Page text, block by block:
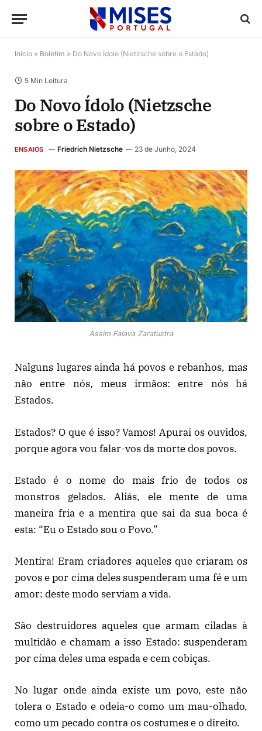
Início » Boletim » Do Novo Ídolo (Nietzsche sobre o Estado)
5 Min Leitura
Do Novo Ídolo (Nietzsche
sobre o Estado)
ENSAIOS Friedrich Nietzsche 23 de Junho, 2024
Assim Falava Zaratustra
Nalguns lugares ainda há povos e rebanhos, mas
não entre nós, meus irmãos: entre nós há
Estados.
Estados? O que é isso? Vamos! Apurai os ouvidos,
porque agora vou falar-vos da morte dos povos.
Estado é o nome do mais frio de todos os
monstros gelados. Aliás, ele mente de uma
maneira fria e a mentira que sai da sua boca é
esta: “Eu o Estado sou o Povo.”
Mentira! Eram criadores aqueles que criaram os
povos e por cima deles suspenderam uma fé e um
amor: deste modo serviam a vida.
São destruidores aqueles que armam ciladas à
multidão e chamam a isso Estado: suspenderam
por cima deles uma espada e cem cobiças.
No lugar onde ainda existe um povo, este não
tolera o Estado e odeia-o como um mau-olhado,
como um pecado contra os costumes e o direito.